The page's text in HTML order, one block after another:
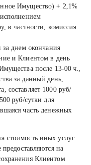
Имущество) + 2,1%
в частности, комиссия
днем окончания
и Клиентом в день
после 13-00 ч.,
за данный день,
составляет 1000 руб/
руб/сутки для
часть денежных
стоимость иных услуг
на
Клиентом